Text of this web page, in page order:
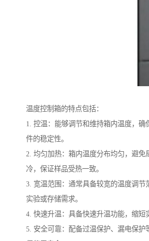
温度控制箱的特点包括：
1. 控温：能够调节和维持箱内温度，确
件的稳定性。
2. 均匀加热：箱内温度分布均匀，避免
冷，保证样品受热一致。
3. 宽温范围：通常具备较宽的温度调节
实验或存储需求。
4. 快速升温：具备快速升温功能，缩短
5. 安全可靠：配备过温保护、漏电保护